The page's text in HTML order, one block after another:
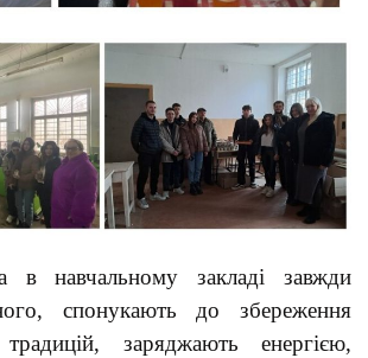
в навчальному закладі завжди
спонукають до збереження
традицій, заряджають енергією,